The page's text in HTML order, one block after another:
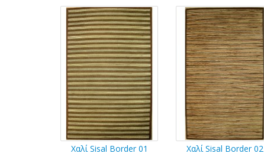
Χαλί Sisal Border 01 Χαλί Sisal Border 02